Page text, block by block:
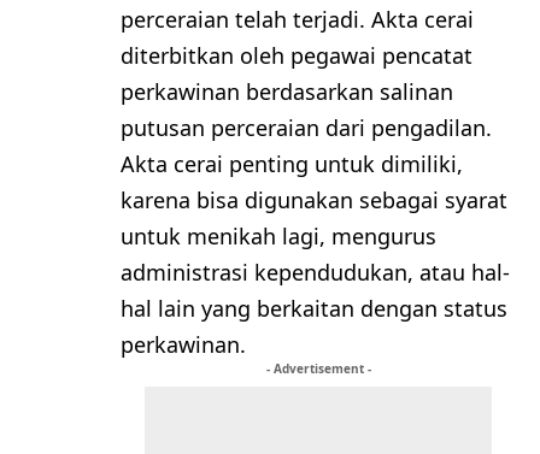
perceraian telah terjadi. Akta cerai
diterbitkan oleh pegawai pencatat
perkawinan berdasarkan salinan
putusan perceraian dari pengadilan.
Akta cerai penting untuk dimiliki,
karena bisa digunakan sebagai syarat
untuk menikah lagi, mengurus
administrasi kependudukan, atau hal-
hal lain yang berkaitan dengan status
perkawinan.
- Advertisement -